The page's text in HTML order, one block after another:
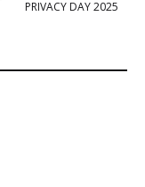
PRIVACY DAY 2025